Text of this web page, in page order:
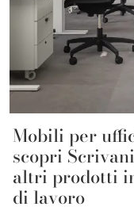
Mobili per
scopri
altri prodotti
di lavoro